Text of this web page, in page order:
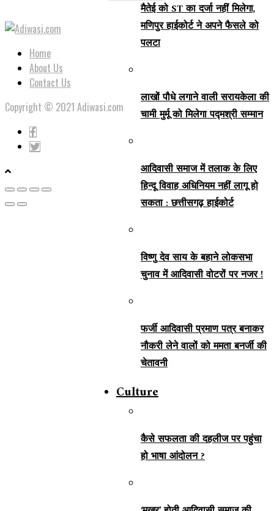
मैतेई को ST का दर्जा नहीं मिलेगा,
मणिपुर हाईकोर्ट ने अपने फैसले को
पलटा
लाखों पौधे लगाने वाली सरायकेला की
चामी मुर्मू को मिलेगा पद्मश्री सम्मान
आदिवासी समाज में तलाक के लिए
हिन्दू विवाह अधिनियम नहीं लागू हो
सकता : छत्तीसगढ़ हाईकोर्ट
विष्णु देव साय के बहाने लोकसभा
चुनाव में आदिवासी वोटरों पर नजर !
फर्जी आदिवासी प्रमाण पत्र बनाकर
नौकरी लेने वालों को ममता बनर्जी की
चेतावनी
Culture
कैसे सफलता की दहलीज पर पहुंचा
हो भाषा आंदोलन ?
Home
About Us
Contact Us
Copyright © 2021 Adiwasi.com